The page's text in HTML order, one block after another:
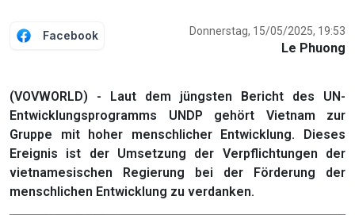
Facebook Donnerstag, 15/05/2025, 19:53
Le Phuong
(VOVWORLD) - Laut dem jüngsten Bericht des UN-
Entwicklungsprogramms UNDP gehört Vietnam zur
Gruppe mit hoher menschlicher Entwicklung. Dieses
Ereignis ist der Umsetzung der Verpflichtungen der
vietnamesischen Regierung bei der Förderung der
menschlichen Entwicklung zu verdanken.